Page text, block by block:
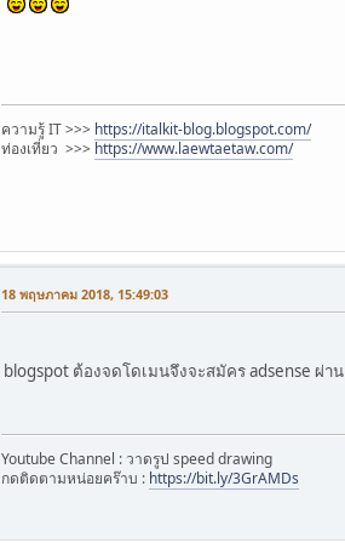
ความรู้ IT >>> https://italkit-blog.blogspot.com/
ท่องเที่ยว >>> https://www.laewtaetaw.com/
18 พฤษภาคม 2018, 15:49:03
blogspot ต้องจดโดเมนจึงจะสมัคร adsense ผ่าน
Youtube Channel : วาดรูป speed drawing
กดติดตามหน่อยคร๊าบ : https://bit.ly/3GrAMDs